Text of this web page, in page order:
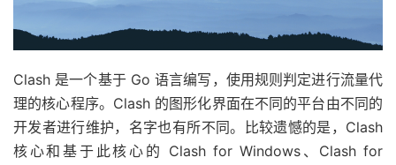
Clash 是一个基于 Go 语言编写，使用规则判定进行流量代
理的核心程序。Clash 的图形化界面在不同的平台由不同的
开发者进行维护，名字也有所不同。比较遗憾的是，Clash
核心和基于此核心的 Clash for Windows、Clash for